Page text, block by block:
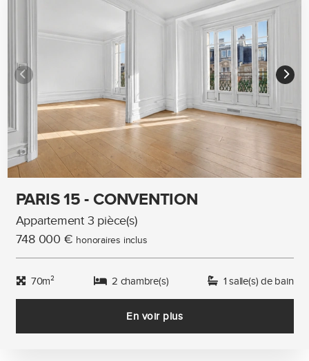
PARIS 15 - CONVENTION
Appartement 3 pièce(s)
748 000 € honoraires inclus
70m² 2 chambre(s) 1 salle(s) de bain
En voir plus